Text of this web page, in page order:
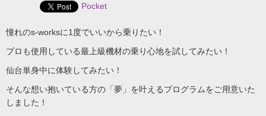
Pocket
憧れのs-worksに1度でいいから乗りたい！
プロも使用している最上級機材の乗り心地を試してみたい！
仙台単身中に体験してみたい！
そんな想い抱いている方の「夢」を叶えるプログラムをご用意いた
しました！